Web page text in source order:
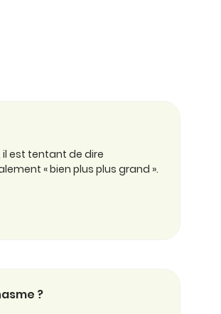
est tentant de dire
« bien plus plus grand ».
?